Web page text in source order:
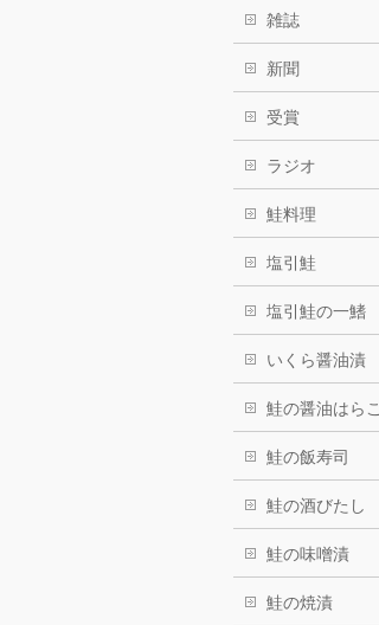
雑誌
新聞
受賞
ラジオ
鮭料理
塩引鮭
塩引鮭の一鰭
いくら醤油漬
鮭の醤油はらこ
鮭の飯寿司
鮭の酒びたし
鮭の味噌漬
鮭の焼漬